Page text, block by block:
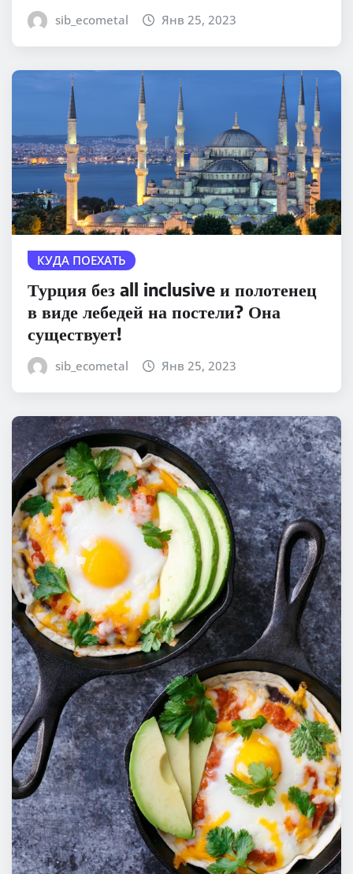
sib_ecometal Янв 25, 2023
КУДА ПОЕХАТЬ
Турция без all inclusive и полотенец
в виде лебедей на постели? Она
существует!
sib_ecometal Янв 25, 2023